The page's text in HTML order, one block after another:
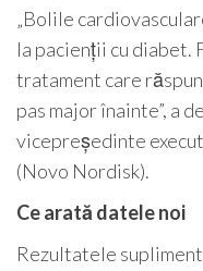
„Bolile
la pacienții cu diabet.
tratament care
pas major înainte”, a
vicepreședinte
(Novo Nordisk).
Ce arată datele noi
Rezultatele